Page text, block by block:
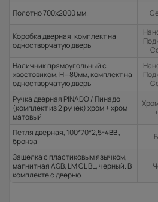
Полотно 700x2000 мм.
Коробка дверная. комплект на
одностворчатую дверь
Под
Наличник прямоугольный с
хвостовиком, H=80мм, комплект на
одностворчатую дверь
Под
Ручка дверная PINADO / Пинадо
(комплект из 2 ручек) хром + хром
матовый
Петля дверная, 100*70*2,5-4ВВ ,
бронза
Защелка с пластиковым язычком,
магнитная AGB, LM CL BL, черный. В
комплекте с дверью.